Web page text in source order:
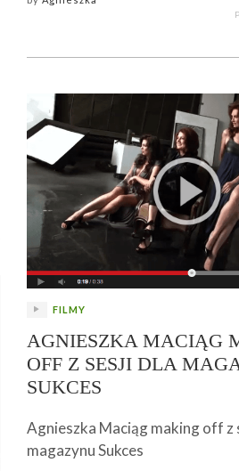
FILMY
AGNIESZKA MACIĄG
OFF Z SESJI DLA
SUKCES
Agnieszka Maciąg making off z
magazynu Sukces